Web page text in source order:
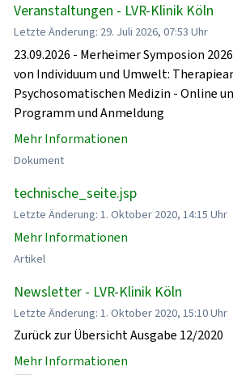
Veranstaltungen - LVR-Klinik Köln
Letzte Änderung: 29. Juli 2026, 07:53 Uhr
23.09.2026 - Merheimer Symposion
von Individuum und Umwelt:
Psychosomatischen Medizin - Online
Programm und Anmeldung
Mehr Informationen
Dokument
technische_seite.jsp
Letzte Änderung: 1. Oktober 2020, 14:15 Uhr
Mehr Informationen
Artikel
Newsletter - LVR-Klinik Köln
Letzte Änderung: 1. Oktober 2020, 15:10 Uhr
Zurück zur Übersicht Ausgabe 12/2020
Mehr Informationen